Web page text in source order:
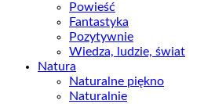
Powieść
Fantastyka
Pozytywnie
Wiedza, ludzie, świat
Natura
Naturalne piękno
Naturalnie